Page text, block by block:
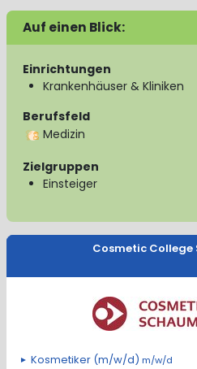
Auf einen Blick:
Einrichtungen
Krankenhäuser & Kliniken
Berufsfeld
Medizin
Zielgruppen
Einsteiger
Cosmetic
Kosmetiker (m/w/d) m/w/d